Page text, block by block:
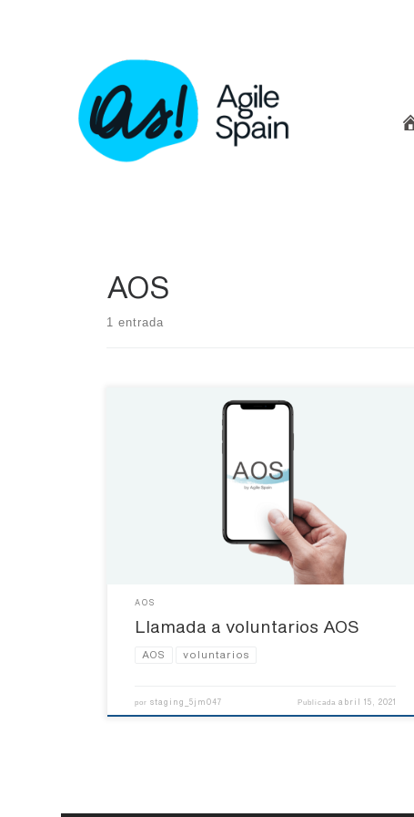
AOS
1 entrada
AOS
Llamada a voluntarios AOS
AOS voluntarios
porstaging_5jm047 Publicada abril 15, 2021